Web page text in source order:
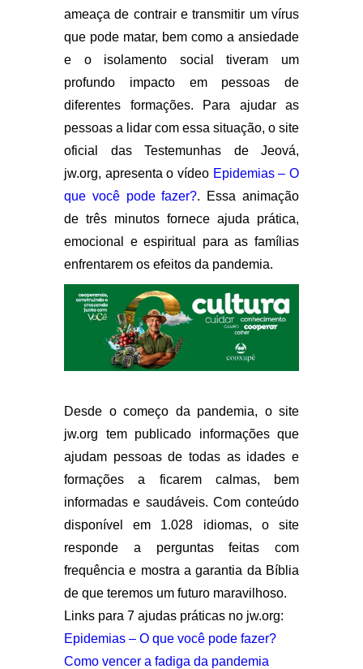
ameaça de contrair e transmitir um vírus
que pode matar, bem como a ansiedade
e o isolamento social tiveram um
profundo impacto em pessoas de
diferentes formações. Para ajudar as
pessoas a lidar com essa situação, o site
oficial das Testemunhas de Jeová,
jw.org, apresenta o vídeo Epidemias – O
que você pode fazer?. Essa animação
de três minutos fornece ajuda prática,
emocional e espiritual para as famílias
enfrentarem os efeitos da pandemia.
Desde o começo da pandemia, o site
jw.org tem publicado informações que
ajudam pessoas de todas as idades e
formações a ficarem calmas, bem
informadas e saudáveis. Com conteúdo
disponível em 1.028 idiomas, o site
responde a perguntas feitas com
frequência e mostra a garantia da Bíblia
de que teremos um futuro maravilhoso.
Links para 7 ajudas práticas no jw.org:
Epidemias – O que você pode fazer?
Como vencer a fadiga da pandemia